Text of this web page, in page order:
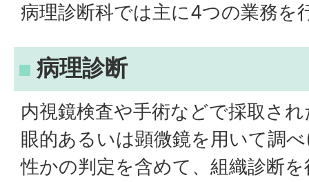
病理診断科では主に4つの業務を
病理診断
内視鏡検査や手術などで採取さ
眼的あるいは顕微鏡を用いて調
性かの判定を含めて、組織診断